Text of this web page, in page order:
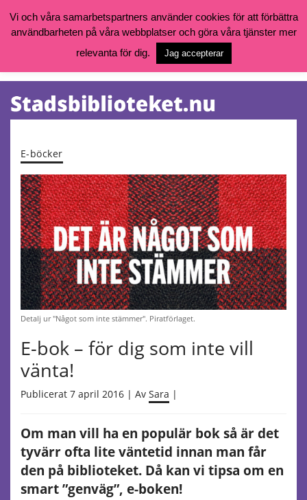
Vill du söka böcker, logga in på ditt bibliotekskonto eller nå övriga
goteborg.se/bibliotek
Öppettider, katalog och kontakt
Tjänster
E-böcker
Detalj ur "Något som inte stämmer". Piratförlaget.
E-bok – för dig som inte vill
vänta!
Publicerat 7 april 2016 | Av Sara |
Om man vill ha en populär bok så är det
tyvärr ofta lite väntetid innan man får
den på biblioteket. Då kan vi tipsa om en
smart ”genväg”, e-boken!
Vi och våra samarbetspartners använder cookies för att förbättra
användbarheten på våra webbplatser och göra våra tjänster mer
relevanta för dig.
Jag accepterar